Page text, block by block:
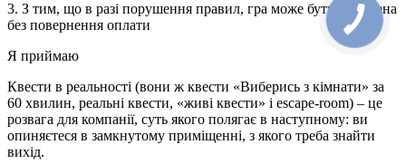
3. З тим, що в разі порушення правил, гра може бути зупинена
без повернення оплати
Я приймаю
Квести в реальності (вони ж квести «Виберись з кімнати» за
60 хвилин, реальні квести, «живі квести» і escape-room) – це
розвага для компанії, суть якого полягає в наступному: ви
опиняєтеся в замкнутому приміщенні, з якого треба знайти
вихід.